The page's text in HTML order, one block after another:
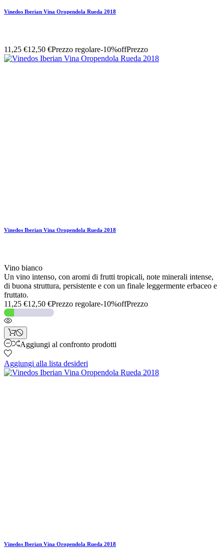
Vinedos Iberian Vina Oropendola Rueda 2018
11,25 €12,50 €Prezzo regolare-10%offPrezzo
Vinedos Iberian Vina Oropendola Rueda 2018
Vino bianco
Un vino intenso, con aromi di frutti tropicali, note minerali intense,
di buona struttura, persistente e con un finale leggermente erbaceo e
fruttato.
11,25 €12,50 €Prezzo regolare-10%offPrezzo
Aggiungi al confronto prodotti
Aggiungi alla lista desideri
Vinedos Iberian Vina Oropendola Rueda 2018